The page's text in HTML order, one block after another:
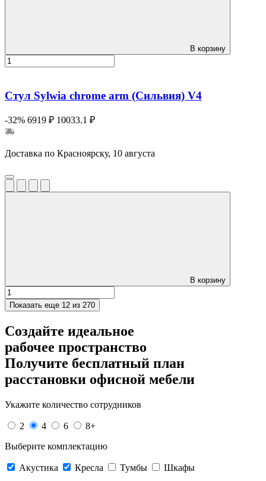
В корзину
Стул Sylwia chrome arm (Сильвия) V4
-32% 6919 ₽ 10033.1 ₽
Доставка по Красноярску, 10 августа
В корзину
Показать еще 12 из 270
Создайте идеальное
рабочее пространство
Получите бесплатный план
расстановки офисной мебели
Укажите количество сотрудников
2 4 6
8+
Выберите комплектацию
Акустика Кресла Тумбы Шкафы